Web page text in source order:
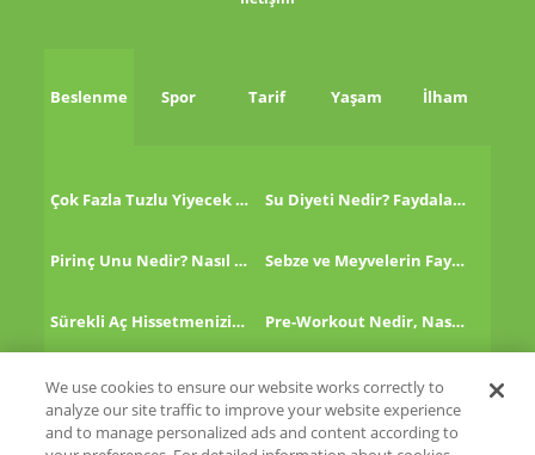
Beslenme Spor Tarif Yaşam İlham
Çok Fazla Tuzlu Yiyecek Tükettikten Sonra Ne Yapmalı? Su Diyeti Nedir? Faydaları Nelerdir?
Pirinç Unu Nedir? Nasıl Tüketilir? Sebze ve Meyvelerin Faydaları!
Sürekli Aç Hissetmenizin 8 Nedeni! Pre-Workout Nedir, Nasıl Kullanılır?
Kinoa Nedir, Nasıl Tüketilir?
We use cookies to ensure our website works correctly to
analyze our site traffic to improve your website experience
and to manage personalized ads and content according to